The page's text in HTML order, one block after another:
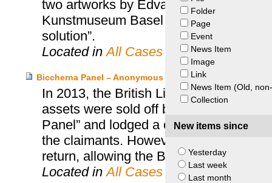
Folder
Page
Event
News Item
Image
Link
News Item (Old,
Collection
New items since
Yesterday
Last week
Last month
two artworks by Edvard Munch, but
Kunstmuseum Basel and the heirs of
solution”.
Located inAll Cases
Biccherna Panel – Anonymous Heirs and British Library
In 2013, the British Library was
assets were sold off by Nazis in 1936.
Panel” and lodged a claim with the
the claimants. However, following
return, allowing the Biccherna Panel
Located inAll Cases